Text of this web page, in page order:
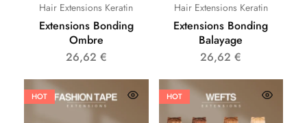
Hair Extensions Keratin
Extensions Bonding
Ombre
26,62 €
Hair Extensions Keratin
Extensions Bonding
Balayage
26,62€
HOT HOT